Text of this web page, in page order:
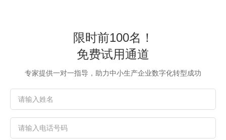
限时前100名！
免费试用通道
专家提供一对一指导，助力中小生产企业数字化转型成功